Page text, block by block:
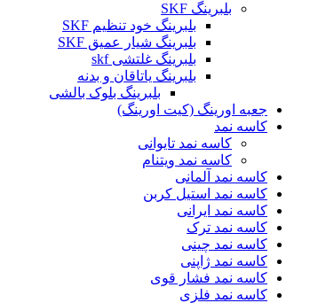
بلبرینگ SKF
بلبرینگ خود تنظیم SKF
بلبرینگ شیار عمیق SKF
بلبرینگ غلتشی skf
بلبرینگ یاتاقان و بدنه
بلبرینگ بلوک بالشی
جعبه اورینگ (کیت اورینگ)
کاسه نمد
کاسه نمد تایوانی
کاسه نمد ویتنام
کاسه نمد آلمانی
کاسه نمد استیل کربن
کاسه نمد ایرانی
کاسه نمد ترک
کاسه نمد چینی
کاسه نمد ژاپنی
کاسه نمد فشار قوی
کاسه نمد فلزی